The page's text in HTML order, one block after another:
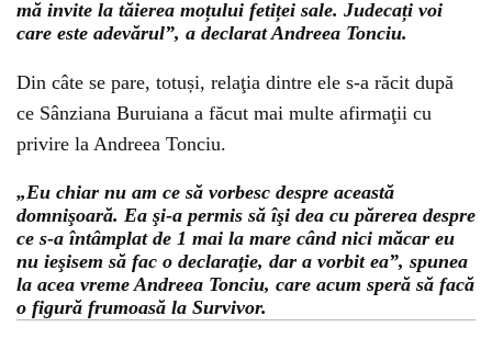
mă invite la tăierea moțului fetiței sale. Judecați voi
care este adevărul”, a declarat Andreea Tonciu.
Din câte se pare, totuși, relaţia dintre ele s-a răcit după
ce Sânziana Buruiana a făcut mai multe afirmaţii cu
privire la Andreea Tonciu.
„Eu chiar nu am ce să vorbesc despre această
domnişoară. Ea şi-a permis să îşi dea cu părerea despre
ce s-a întâmplat de 1 mai la mare când nici măcar eu
nu ieşisem să fac o declaraţie, dar a vorbit ea”, spunea
la acea vreme Andreea Tonciu, care acum speră să facă
o figură frumoasă la Survivor.